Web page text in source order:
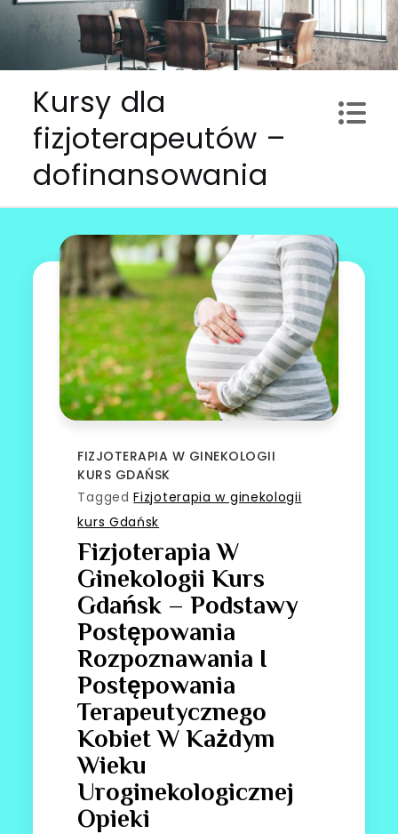
Kursy dla
fizjoterapeutów –
dofinansowania
FIZJOTERAPIA W GINEKOLOGII
KURS GDAŃSK
TaggedFizjoterapia w ginekologii
kurs Gdańsk
Fizjoterapia W
Ginekologii Kurs
Gdańsk – Podstawy
Postępowania
Rozpoznawania I
Postępowania
Terapeutycznego
Kobiet W Każdym
Wieku
Uroginekologicznej
Opieki